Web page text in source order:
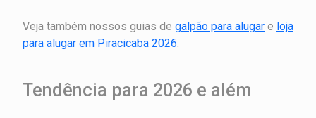
Veja também nossos guias de galpão para alugar e loja
para alugar em Piracicaba 2026.
Tendência para 2026 e além